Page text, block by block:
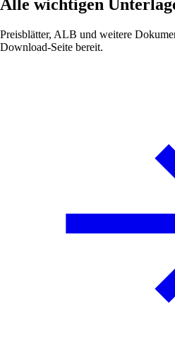
Alle wichtigen
Preisblätter, ALB und weitere
Download-Seite bereit.